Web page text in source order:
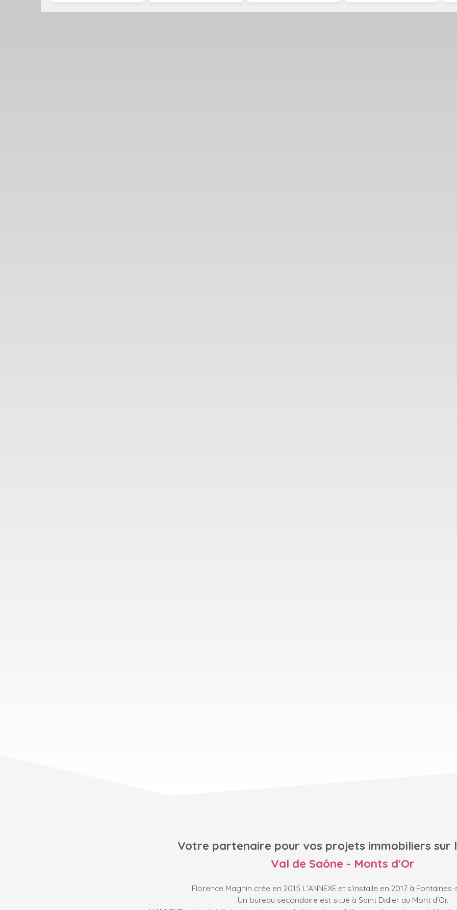
Votre partenaire pour vos projets immobiliers sur
Val de Saône - Monts d'Or
Florence Magnin crée en 2015 L'ANNEXE et s'installe en 2017 à
Un bureau secondaire est situé à Saint Didier au Mont d'Or.